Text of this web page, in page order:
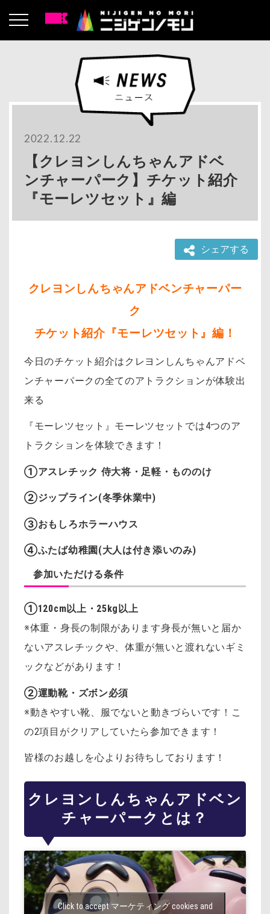
2022.12.22
【クレヨンしんちゃんアドベ
ンチャーパーク】チケット紹介
『モーレツセット』編
シェアする
クレヨンしんちゃんアドベンチャーパー
ク
チケット紹介『モーレツセット』編！
今日のチケット紹介はクレヨンしんちゃんアドベ
ンチャーパークの全てのアトラクションが体験出
来る
『モーレツセット』モーレツセットでは4つのア
トラクションを体験できます！
①アスレチック 侍大将・足軽・もののけ
②ジップライン(冬季休業中)
③おもしろホラーハウス
④ふたば幼稚園(大人は付き添いのみ)
参加いただける条件
①120cm以上・25kg以上
※体重・身長の制限があります身長が無いと届か
ないアスレチックや、体重が無いと渡れないギミ
ックなどがあります！
②運動靴・ズボン必須
※動きやすい靴、服でないと動きづらいです！ こ
の2項目がクリアしていたら参加できます！
皆様のお越しを心よりお待ちしております！
クレヨンしんちゃんアドベン
チャーパークとは？
Click to accept マーケティング cookies and